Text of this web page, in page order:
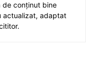
de conținut bine
actualizat, adaptat